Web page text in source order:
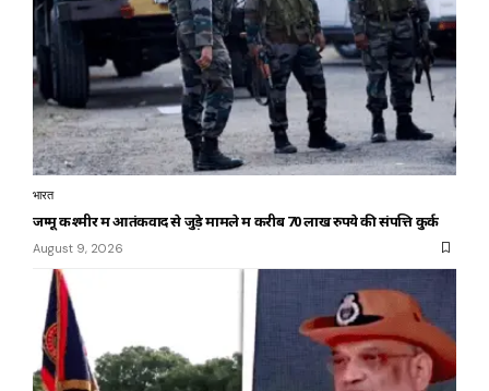
भारत
जम्मू कश्मीर में आतंकवाद से जुड़े मामले में करीब 70 लाख रुपये की संपत्ति कुर्क
August 9, 2026